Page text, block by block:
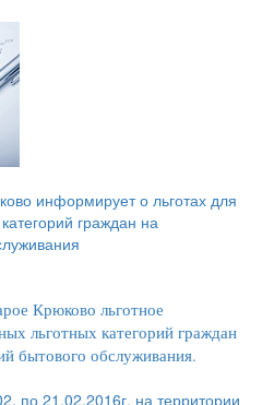
информирует о льготах для
граждан на
Крюково льготное
льготных категорий граждан
бытового обслуживания.